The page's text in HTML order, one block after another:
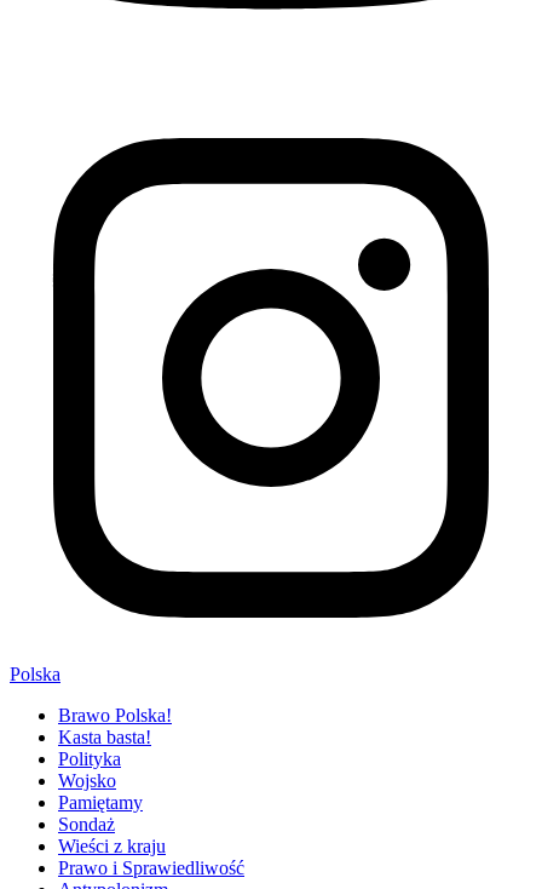
Polska
Brawo Polska!
Kasta basta!
Polityka
Wojsko
Pamiętamy
Sondaż
Wieści z kraju
Prawo i Sprawiedliwość